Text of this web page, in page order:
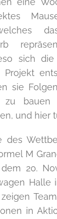
sich die
sie
zu bauen
und hier
des
M
20.
Halle
in